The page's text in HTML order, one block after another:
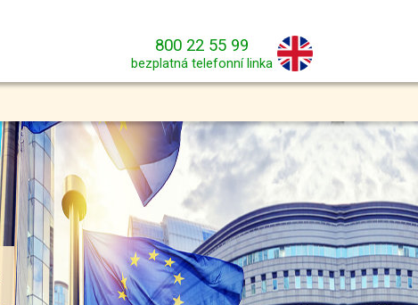
800 22 55 99
bezplatná telefonní linka